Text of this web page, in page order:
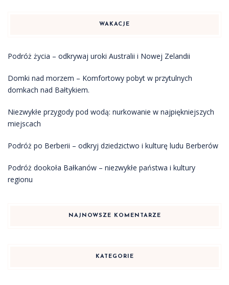
WAKACJE
Podróż życia – odkrywaj uroki Australii i Nowej Zelandii
Domki nad morzem – Komfortowy pobyt w przytulnych
domkach nad Bałtykiem.
Niezwykłe przygody pod wodą: nurkowanie w najpiękniejszych
miejscach
Podróż po Berberii – odkryj dziedzictwo i kulturę ludu Berberów
Podróż dookoła Bałkanów – niezwykłe państwa i kultury
regionu
NAJNOWSZE KOMENTARZE
KATEGORIE